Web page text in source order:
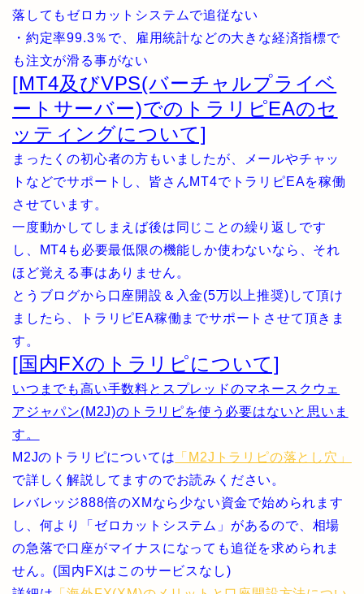
落してもゼロカットシステムで追従ない
・約定率99.3％で、雇用統計などの大きな経済指標で
も注文が滑る事がない
[MT4及びVPS(バーチャルプライベ
ートサーバー)でのトラリピEAのセ
ッティングについて]
まったくの初心者の方もいましたが、メールやチャッ
トなどでサポートし、皆さんMT4でトラリピEAを稼働
させています。
一度動かしてしまえば後は同じことの繰り返しです
し、MT4も必要最低限の機能しか使わないなら、それ
ほど覚える事はありません。
とうブログから口座開設＆入金(5万以上推奨)して頂け
ましたら、トラリピEA稼働までサポートさせて頂きま
す。
[国内FXのトラリピについて]
いつまでも高い手数料とスプレッドのマネースクウェ
アジャパン(M2J)のトラリピを使う必要はないと思いま
す。
M2Jのトラリピについては 「M2Jトラリピの落とし穴」
で詳しく解説してますのでお読みください。
レバレッジ888倍のXMなら少ない資金で始められます
し、何より「ゼロカットシステム」があるので、相場
の急落で口座がマイナスになっても追従を求められま
せん。(国内FXはこのサービスなし)